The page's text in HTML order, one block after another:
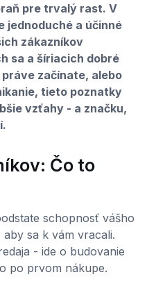
pre trvalý rast. V
jednoduché a účinné
zákazníkov
sa a šíriacich dobré
začínate, alebo
tieto poznatky
vzťahy - a značku,
Čo to
schopnosť vášho
sa k vám vracali.
- ide o budovanie
po prvom nákupe.